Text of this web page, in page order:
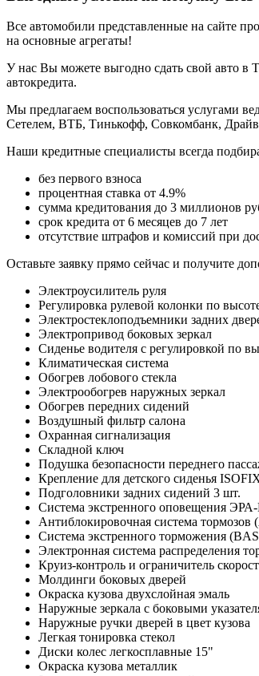
Все автомобили представленные на сайте
на основные агрегаты!
У нас Вы можете выгодно сдать свой авто в
автокредита.
Мы предлагаем воспользоваться услугами
Сетелем, ВТБ, Тинькофф, Совкомбанк, Драйв
Наши кредитные специалисты всегда
без первого взноса
процентная ставка от 4.9%
сумма кредитования до 3 миллионов
срок кредита от 6 месяцев до 7 лет
отсутствие штрафов и комиссий при
Оставьте заявку прямо сейчас и получите
Электроусилитель руля
Регулировка рулевой колонки по
Электростеклоподъемники задних
Электропривод боковых зеркал
Сиденье водителя с регулировкой по
Климатическая система
Обогрев лобового стекла
Электрообогрев наружных зеркал
Обогрев передних сидений
Воздушный фильтр салона
Охранная сигнализация
Складной ключ
Подушка безопасности переднего
Крепление для детского сиденья
Подголовники задних сидений 3 шт.
Система экстренного оповещения
Антиблокировочная система тормозов
Система экстренного торможения
Электронная система распределения
Круиз-контроль и ограничитель
Молдинги боковых дверей
Окраска кузова двухслойная эмаль
Наружные зеркала с боковыми
Наружные ручки дверей в цвет кузова
Легкая тонировка стекол
Диски колес легкосплавные 15"
Окраска кузова металлик